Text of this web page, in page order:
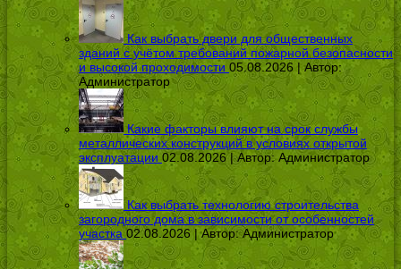
Как выбрать двери для общественных
зданий с учётом требований пожарной безопасности
и высокой проходимости 05.08.2026 | Автор:
Администратор
Какие факторы влияют на срок службы
металлических конструкций в условиях открытой
эксплуатации 02.08.2026 | Автор: Администратор
Как выбрать технологию строительства
загородного дома в зависимости от особенностей
участка 02.08.2026 | Автор:Администратор